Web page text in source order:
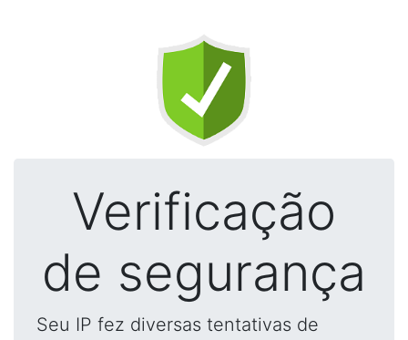
Verificação
de segurança
Seu IP fez diversas tentativas de